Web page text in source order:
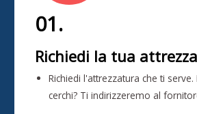
01.
Richiedi la tua
Richiedi l'attrezzatura che ti
cerchi? Ti indirizzeremo al